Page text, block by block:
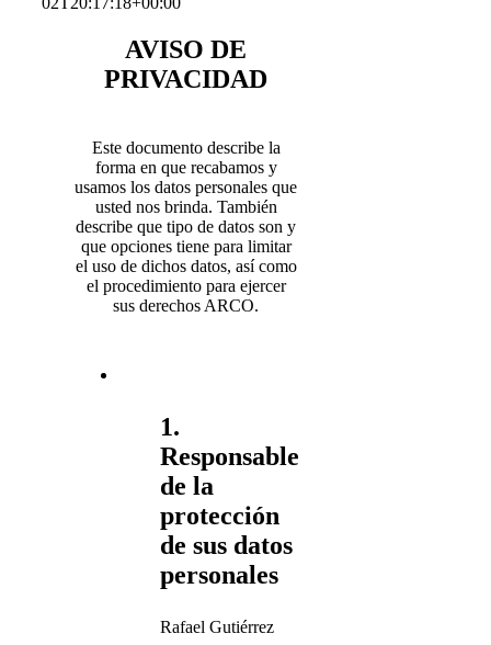
AVISO DE
PRIVACIDAD
Este documento describe la
forma en que recabamos y
usamos los datos personales que
usted nos brinda. También
describe que tipo de datos son y
que opciones tiene para limitar
el uso de dichos datos, así como
el procedimiento para ejercer
sus derechos ARCO.
1.
Responsable
de la
protección
de sus datos
personales
Rafael Gutiérrez